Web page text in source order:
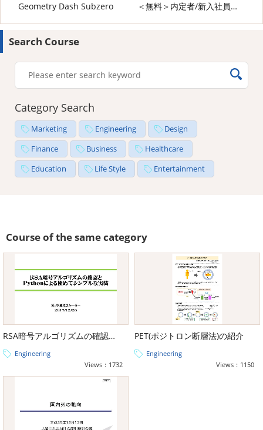
Geometry Dash Subzero ＜無料＞内定者/新入社員向け ビジネスマナー研修
Search Course
Category Search
Marketing Engineering
Design
Finance
Business
Healthcare
Education
Life Style Entertainment
Course of the same category
RSA暗号アルゴリズムの確認とPythonによる極めてシンプルな実装
Engineering
Views：1732
PET(ポジトロン断層法)の紹介
Engineering
Views：1150